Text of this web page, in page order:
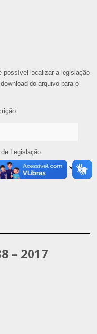
possível localizar a legislação
do arquivo para o
de Legislação
– 2017